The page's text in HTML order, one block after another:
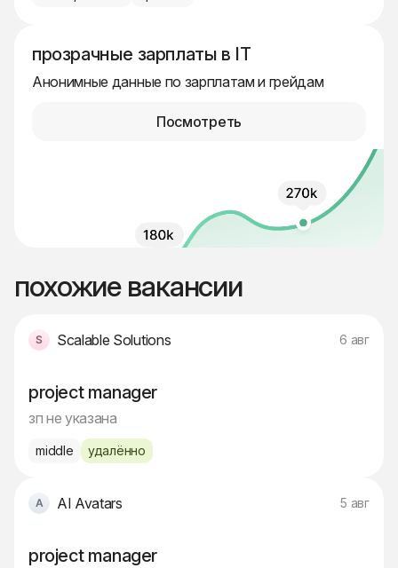
прозрачные зарплаты в IT
Анонимные данные по зарплатам и грейдам
Посмотреть
похожие вакансии
Scalable Solutions 6 авг
project manager
зп не указана
middle удалённо
AI Avatars 5 авг
project manager